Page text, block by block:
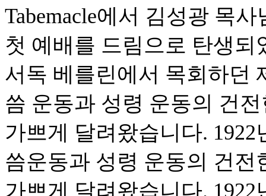
Tabemacle에서 김성광 목
첫 예배를 드림으로 탄생되
서독 베를린에서 목회하던
씀 운동과 성령 운동의 건
가쁘게 달려왔습니다.
씀운동과 성령 운동의 건
가쁘게 달려왔습니다.